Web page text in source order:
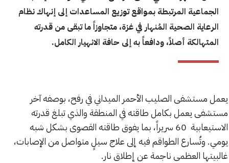
الجماعية المرتبطة بمواقع توزيع المساعدات إلى إنهاك نظام
الرعاية الصحية المُنهار في غزة، متجاوزاً ما تبقى من قدرته
المتهالكة أصلاً، ودافعاً به إلى حافة الانهيار الكامل.
يعمل مستشفى الصليب الأحمر الميداني في رفح، بوصفه آخر
مستشفى يعمل بكامل طاقته في المنطقة والذي تبلغ قدرته
الاستيعابية 60 سريراً، بما يفوق طاقته القصوى بشكل شبه
يومي. وتُسارع الطواقم فيه إلى علاج سيلٍ متواصل من الإصابات،
غالبيتها العظمى ناجمة عن إطلاق نار.